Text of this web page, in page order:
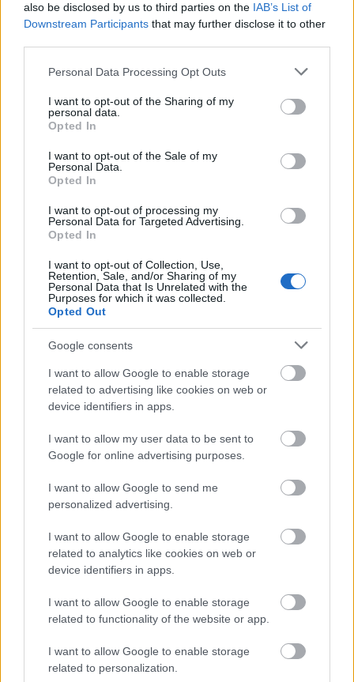
also be disclosed by us to third parties on the IAB’s List of
Downstream Participants that may further disclose it to other
Please note that this website/app uses one or more Google
not limited to your visit or usage behaviour. You may click to
grant or deny consent to Google and its third-party tags to
use your data for below specified purposes in below Google
consent section.
Personal Data Processing Opt Outs
I want to opt-out of the Sharing of my
personal data.
Opted In
I want to opt-out of the Sale of my
Personal Data.
Opted In
I want to opt-out of processing my
Personal Data for Targeted Advertising.
Opted In
I want to opt-out of Collection, Use,
Retention, Sale, and/or Sharing of my
Personal Data that Is Unrelated with the
Purposes for which it was collected.
Opted Out
Google consents
I want to allow Google to enable storage
related to advertising like cookies on web or
device identifiers in apps.
I want to allow my user data to be sent to
Google for online advertising purposes.
I want to allow Google to send me
personalized advertising.
I want to allow Google to enable storage
related to analytics like cookies on web or
device identifiers in apps.
I want to allow Google to enable storage
related to functionality of the website or app.
I want to allow Google to enable storage
related to personalization.
Ακολουθήστε
τοjenny.gr στοgoogle news και
μάθετε τα πάντα γύρω από τα
καλύτερα προϊόντα ομορφιάς, την
τέλεια εφαρμογή τους και τα πιο
hot beauty news.
ΔΙΑΒΑΖΟΝΤΑΙ ΤΩΡΑ
Οι μαμάκηδες του ζωδιακού: Αυτά τα ζώδια είναι
Τα 6 σημεία του σπιτιού που δεν χρειάζεται να
καθαρίζεις κάθε εβδομάδα